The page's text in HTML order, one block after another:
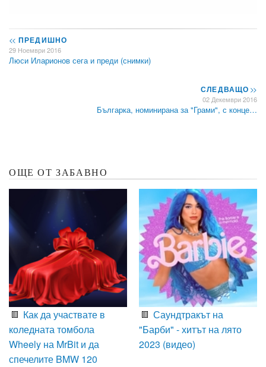
<< ПРЕДИШНО
29 Ноември 2016
Люси Иларионов сега и преди (снимки)
СЛЕДВАЩО>>
02 Декември 2016
Българка, номинирана за "Грами", с конце…
ОЩЕ ОТ ЗАБАВНО
Как да участвате в
коледната томбола
Wheely на MrBit и да
спечелите BMW 120
Саундтракът на
"Барби" - хитът на лято
2023 (видео)